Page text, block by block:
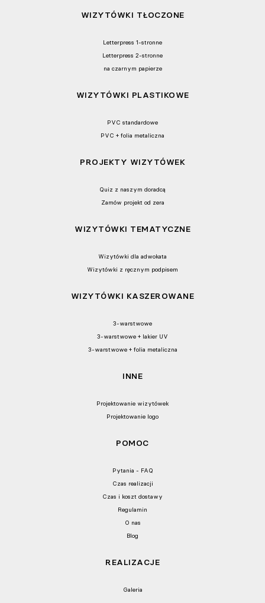
WIZYTÓWKI TŁOCZONE
Letterpress 1-stronne
Letterpress 2-stronne
na czarnym papierze
WIZYTÓWKI PLASTIKOWE
PVC standardowe
PVC + folia metaliczna
PROJEKTY WIZYTÓWEK
Quiz z naszym doradcą
Zamów projekt od zera
WIZYTÓWKI TEMATYCZNE
Wizytówki dla adwokata
Wizytówki z ręcznym podpisem
WIZYTÓWKI KASZEROWANE
3-warstwowe
3-warstwowe + lakier UV
3-warstwowe + folia metaliczna
INNE
Projektowanie wizytówek
Projektowanie logo
POMOC
Pytania - FAQ
Czas realizacji
Czas i koszt dostawy
Regulamin
O nas
Blog
REALIZACJE
Galeria